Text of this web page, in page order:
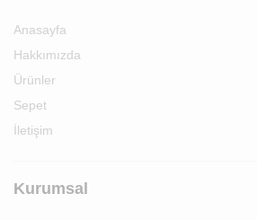
Anasayfa
Hakkımızda
Ürünler
Sepet
İletişim
Kurumsal